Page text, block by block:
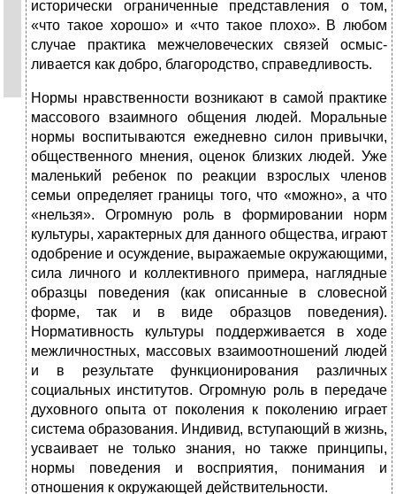
исторически ограниченные пред­ставления о том,
«что такое хорошо» и «что такое плохо». В любом
случае практика межчеловеческих связей осмыс­
ливается как добро, благородство, справедливость.
Нормы нравственности возникают в самой практике
массового взаимного общения людей. Моральные
нормы вос­питываются ежедневно силон привычки,
общественного мне­ния, оценок близких людей. Уже
маленький ребенок по реак­ции взрослых членов
семьи определяет границы того, что «можно», а что
«нельзя». Огромную роль в формировании норм
культуры, характерных для данного общества, играют
одобрение и осуждение, выражаемые окружающими,
сила личного и коллективного примера, наглядные
образцы пове­дения (как описанные в словесной
форме, так и в виде образ­цов поведения).
Нормативность культуры поддерживается в ходе
межличностных, массовых взаимоотношений людей
и в результате функционирования различных
социальных инсти­тутов. Огромную роль в передаче
духовного опыта от поколе­ния к поколению играет
система образования. Индивид, всту­пающий в жизнь,
усваивает не только знания, но также прин­ципы,
нормы поведения и восприятия, понимания и
отношения к окружающей действительности.